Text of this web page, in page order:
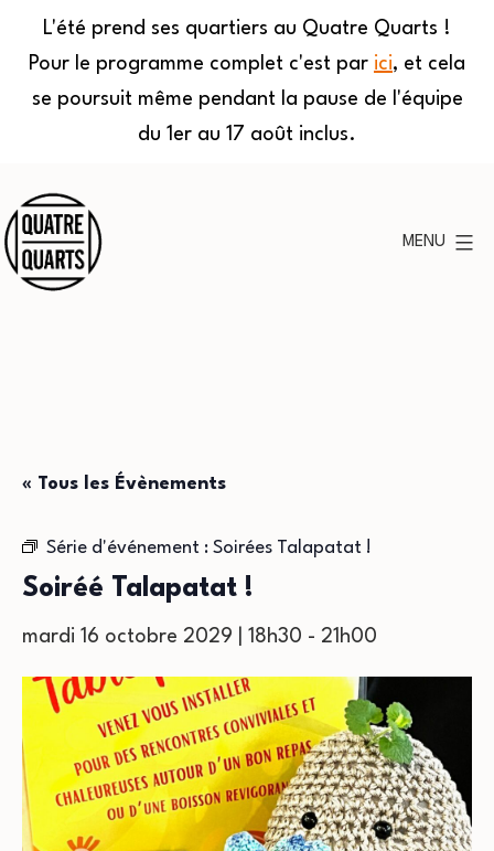
L'été prend ses quartiers au Quatre Quarts !
Pour le programme complet c'est par ici, et cela
se poursuit même pendant la pause de l'équipe
du 1er au 17 août inclus.
au
contenu
MENU
« Tous les Évènements
Série d'événement : Soirées Talapatat !
Soiréé Talapatat !
mardi 16 octobre 2029 | 18h30 - 21h00